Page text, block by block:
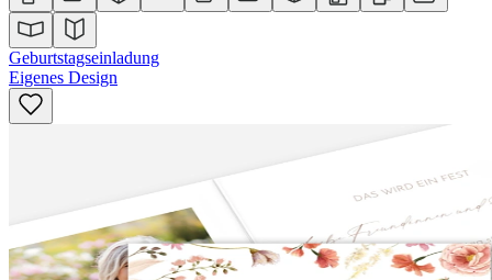
Geburtstagseinladung
Eigenes Design